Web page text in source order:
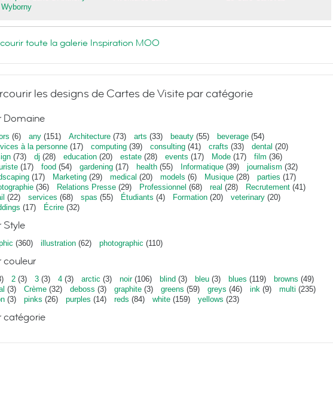
Wyborny
toute la galerie Inspiration MOO
les designs de Cartes de Visite par catégorie
Domaine
(6) any (151) Architecture (73) arts (33) beauty (55) beverage (54)
à la personne (17) computing (39) consulting (41) crafts (33) dental (20)
(73) dj (28) education (20) estate (28) events (17) Mode (17) film (36)
(17) food (54) gardening (17) health (55) Informatique (39) journalism (32)
(17) Marketing (29) medical (20) models (6) Musique (28) parties (17)
(36) Relations Presse (29) Professionnel (68) real (28) Recrutement (41)
(22) services (68) spas (55) Étudiants (4) Formation (20) veterinary (20)
(17) Écrire (32)
Style
(360) illustration (62) photographic (110)
couleur
2 (3) 3 (3) 4 (3) arctic (3) noir(106) blind (3) bleu (3) blues (119) browns (49)
(3) Crème (32) deboss (3) graphite (3) greens (59) greys (46) ink (9) multi (235)
(3) pinks (26) purples (14) reds (84) white (159) yellows (23)
catégorie